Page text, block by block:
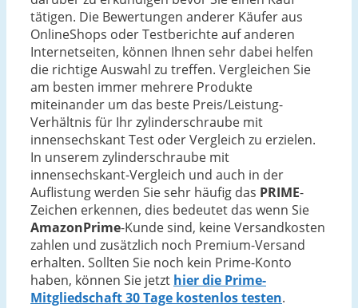
tätigen. Die Bewertungen anderer Käufer aus
OnlineShops oder Testberichte auf anderen
Internetseiten, können Ihnen sehr dabei helfen
die richtige Auswahl zu treffen. Vergleichen Sie
am besten immer mehrere Produkte
miteinander um das beste Preis/Leistung-
Verhältnis für Ihr zylinderschraube mit
innensechskant Test oder Vergleich zu erzielen.
In unserem zylinderschraube mit
innensechskant-Vergleich und auch in der
Auflistung werden Sie sehr häufig das PRIME-
Zeichen erkennen, dies bedeutet das wenn Sie
AmazonPrime-Kunde sind, keine Versandkosten
zahlen und zusätzlich noch Premium-Versand
erhalten. Sollten Sie noch kein Prime-Konto
haben, können Sie jetzt hier die Prime-
Mitgliedschaft 30 Tage kostenlos testen.